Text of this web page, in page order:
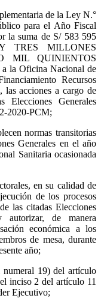
de la Ley N.°
para el Año Fiscal
la suma de S/ 583 595
TRES MILLONES
MIL QUINIENTOS
la Oficina Nacional de
Recursos
las acciones a cargo de
Generales
2020-PCM;
normas transitorias
Generales en el año
Sanitaria ocasionada
en su calidad de
de los procesos
las citadas Elecciones
autorizar, de manera
económica a los
de mesa, durante
año;
numeral 19) del artículo
inciso 2 del artículo 11
Ejecutivo;